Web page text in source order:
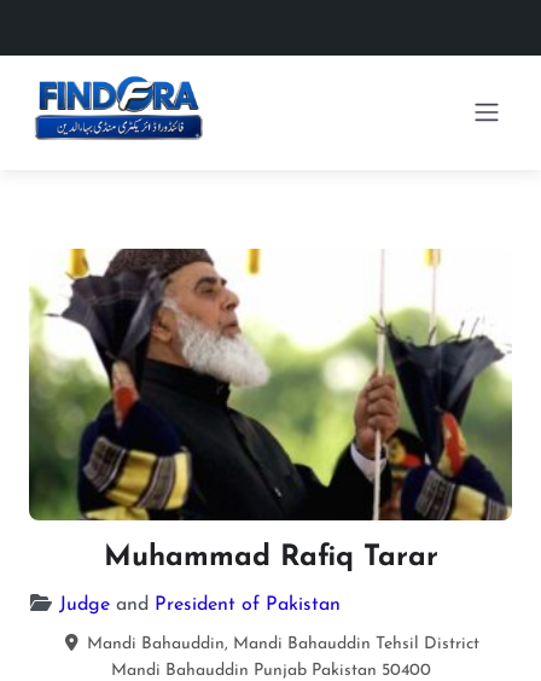
Muhammad Rafiq Tarar
Judge and President of Pakistan
Mandi Bahauddin, Mandi Bahauddin Tehsil District
Mandi Bahauddin Punjab Pakistan 50400